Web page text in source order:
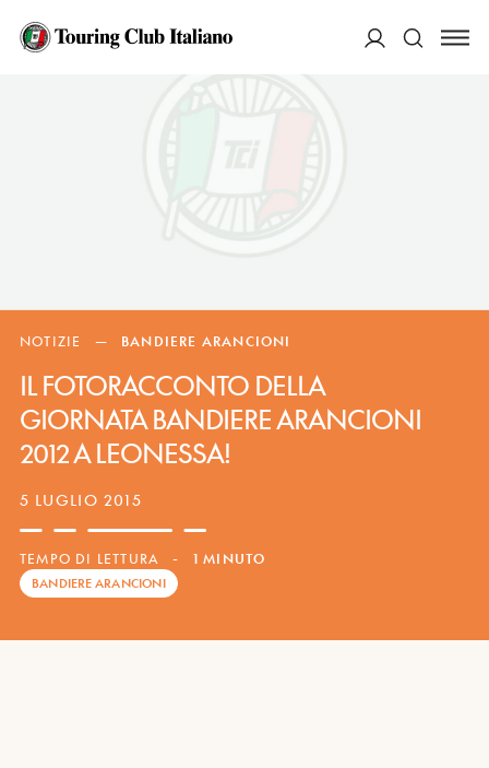
NOTIZIE — BANDIERE ARANCIONI
IL FOTORACCONTO DELLA
GIORNATA BANDIERE ARANCIONI
2012 A LEONESSA!
5 LUGLIO 2015
TEMPO DI LETTURA - 1 MINUTO
BANDIERE ARANCIONI